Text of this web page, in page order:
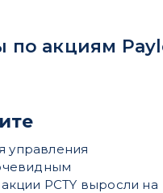
акциям
управления
PCTY выросли на